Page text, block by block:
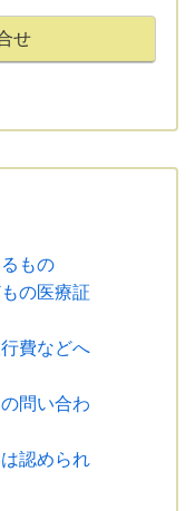
もの
の医療証
費などへ
問い合わ
認められ